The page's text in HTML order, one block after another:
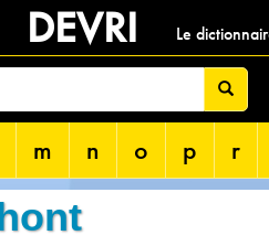
DEVRI Le
m n o p r